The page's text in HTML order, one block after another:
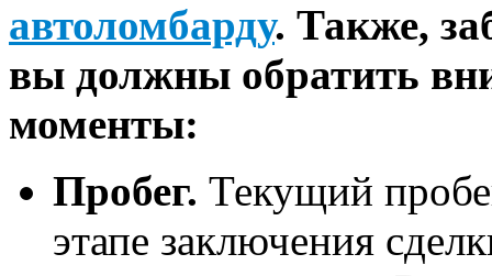
автоломбарду. Также,
вы должны обратить
моменты:
Пробег. Текущий
этапе заключения